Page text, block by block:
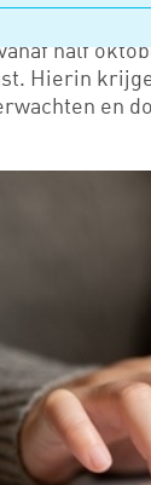
die
half
Hierin
en